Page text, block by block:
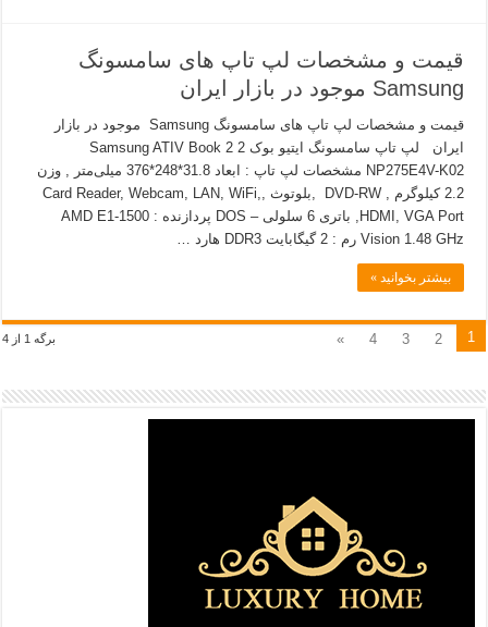
قیمت و مشخصات لپ تاپ های سامسونگ
Samsung موجود در بازار ایران
قیمت و مشخصات لپ تاپ های سامسونگ Samsung موجود در بازار
ایران لپ تاپ سامسونگ ایتیو بوک 2 Samsung ATIV Book 2
NP275E4V-K02 مشخصات لپ تاپ : ابعاد 31.8*248*376 میلی‌متر , وزن
2.2 کیلوگرم , DVD-RW ,بلوتوث ,Card Reader, Webcam, LAN, WiFi,
HDMI, VGA Port, باتری 6 سلولی – DOS پردازنده : AMD E1-1500
Vision 1.48 GHz رم : 2 گیگابایت DDR3 هارد …
بیشتر بخوانید »
برگه 1 از 4 1
2
3
4
»